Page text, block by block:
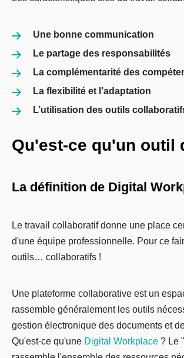
Une bonne communication
Le partage des responsabilités
La complémentarité des
La flexibilité et l’adaptation
L’utilisation des outils
Qu'est-ce qu'un outil
La définition de Digital
Le travail collaboratif donne une place
d'une équipe professionnelle. Pour ce
outils… collaboratifs !
Une plateforme collaborative est un
rassemble généralement les outils
gestion électronique des documents et
Qu'est-ce qu'une Digital Workplace ? Le